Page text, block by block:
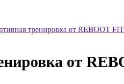
тренировка от REBOOT
от